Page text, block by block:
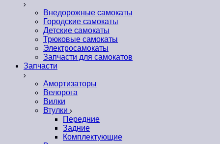
Внедорожные самокаты
Городские самокаты
Детские самокаты
Трюковые самокаты
Электросамокаты
Запчасти для самокатов
Запчасти
Амортизаторы
Велорога
Вилки
Втулки
Передние
Задние
Комплектующие